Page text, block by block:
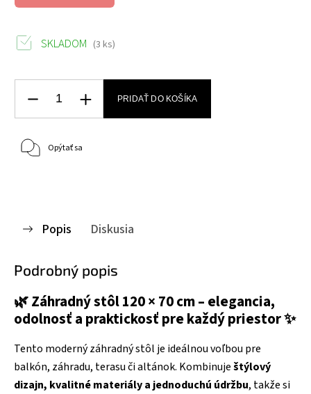
SKLADOM (3 ks)
PRIDAŤ DO KOŠÍKA
Opýtať sa
Popis Diskusia
Podrobný popis
🌿Záhradný stôl 120 × 70 cm – elegancia,
odolnosť a praktickosť pre každý priestor✨
Tento moderný záhradný stôl je ideálnou voľbou pre
balkón, záhradu, terasu či altánok. Kombinuještýlový
dizajn, kvalitné materiály a jednoduchú údržbu, takže si